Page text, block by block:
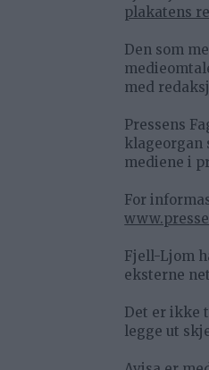
plakatens
Den som
med
Pressens
klageorgan
mediene i
For
Fjell-Ljom
eksterne
Det er ikke
legge ut